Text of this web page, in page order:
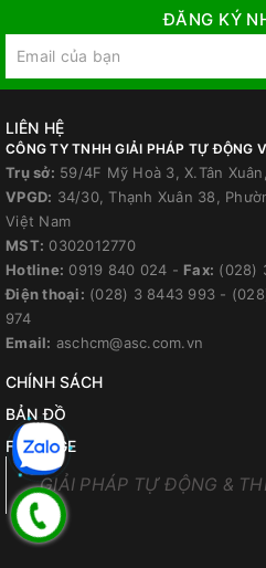
ĐĂNG KÝ
LIÊN HỆ
CÔNG TY TNHH GIẢI PHÁP TỰ ĐỘNG
Trụ sở: 59/4F Mỹ Hoà 3, X.Tân
VPGD: 34/30, Thạnh Xuân 38,
Việt Nam
MST: 0302012770
Hotline: 0919 840 024 - Fax: (028)
Điện thoại: (028) 3 8443 993 -
974
Email: aschcm@asc.com.vn
CHÍNH SÁCH
BẢN ĐỒ
FANPAGE
GIẢI PHÁP TỰ ĐỘNG &